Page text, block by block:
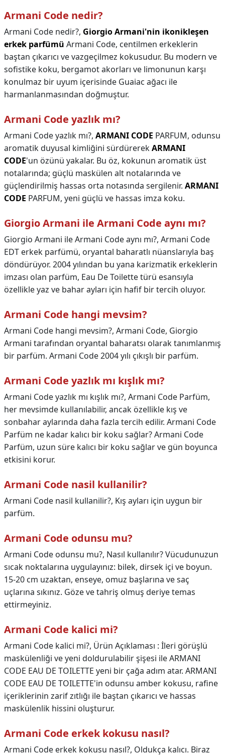
Armani Code nedir?
Armani Code nedir?, Giorgio Armani'nin ikonikleşen
erkek parfümü Armani Code, centilmen erkeklerin
baştan çıkarıcı ve vazgeçilmez kokusudur. Bu modern ve
sofistike koku, bergamot akorları ve limonunun karşı
konulmaz bir uyum içerisinde Guaiac ağacı ile
harmanlanmasından doğmuştur.
Armani Code yazlık mı?
Armani Code yazlık mı?, ARMANI CODE PARFUM, odunsu
aromatik duyusal kimliğini sürdürerekARMANI
CODE'un özünü yakalar. Bu öz, kokunun aromatik üst
notalarında; güçlü maskülen alt notalarında ve
güçlendirilmiş hassas orta notasında sergilenir. ARMANI
CODE PARFUM, yeni güçlü ve hassas imza koku.
Giorgio Armani ile Armani Code aynı mı?
Giorgio Armani ile Armani Code aynı mı?, Armani Code
EDT erkek parfümü, oryantal baharatlı nüanslarıyla baş
döndürüyor. 2004 yılından bu yana karizmatik erkeklerin
imzası olan parfüm, Eau De Toilette türü esansıyla
özellikle yaz ve bahar ayları için hafif bir tercih oluyor.
Armani Code hangi mevsim?
Armani Code hangi mevsim?, Armani Code, Giorgio
Armani tarafından oryantal baharatsı olarak tanımlanmış
bir parfüm. Armani Code 2004 yılı çıkışlı bir parfüm.
Armani Code yazlık mı kışlık mı?
Armani Code yazlık mı kışlık mı?, Armani Code Parfüm,
her mevsimde kullanılabilir, ancak özellikle kış ve
sonbahar aylarında daha fazla tercih edilir. Armani Code
Parfüm ne kadar kalıcı bir koku sağlar? Armani Code
Parfüm, uzun süre kalıcı bir koku sağlar ve gün boyunca
etkisini korur.
Armani Code nasil kullanilir?
Armani Code nasil kullanilir?, Kış ayları için uygun bir
parfüm.
Armani Code odunsu mu?
Armani Code odunsu mu?, Nasıl kullanılır? Vücudunuzun
sıcak noktalarına uygulayınız: bilek, dirsek içi ve boyun.
15-20 cm uzaktan, enseye, omuz başlarına ve saç
uçlarına sıkınız. Göze ve tahriş olmuş deriye temas
ettirmeyiniz.
Armani Code kalici mi?
Armani Code kalici mi?, Ürün Açıklaması : İleri görüşlü
maskülenliği ve yeni doldurulabilir şişesi ile ARMANI
CODE EAU DE TOILETTE yeni bir çağa adım atar. ARMANI
CODE EAU DE TOILETTE'in odunsu amber kokusu, rafine
içeriklerinin zarif zıtlığı ile baştan çıkarıcı ve hassas
maskülenlik hissini oluşturur.
Armani Code erkek kokusu nasıl?
Armani Code erkek kokusu nasıl?, Oldukça kalıcı. Biraz